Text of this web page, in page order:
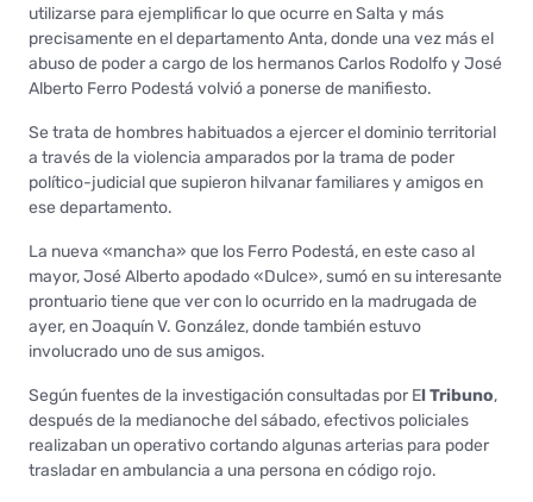
utilizarse para ejemplificar lo que ocurre en Salta y más
precisamente en el departamento Anta, donde una vez más el
abuso de poder a cargo de los hermanos Carlos Rodolfo y José
Alberto Ferro Podestá volvió a ponerse de manifiesto.
Se trata de hombres habituados a ejercer el dominio territorial
a través de la violencia amparados por la trama de poder
político-judicial que supieron hilvanar familiares y amigos en
ese departamento.
La nueva «mancha» que los Ferro Podestá, en este caso al
mayor, José Alberto apodado «Dulce», sumó en su interesante
prontuario tiene que ver con lo ocurrido en la madrugada de
ayer, en Joaquín V. González, donde también estuvo
involucrado uno de sus amigos.
Según fuentes de la investigación consultadas por El Tribuno,
después de la medianoche del sábado, efectivos policiales
realizaban un operativo cortando algunas arterias para poder
trasladar en ambulancia a una persona en código rojo.